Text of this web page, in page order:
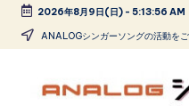
Skip
2026年8月9日(日)- 5:13:56 AM
ANALOGシンガーソングの活動をご